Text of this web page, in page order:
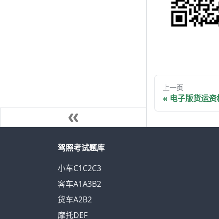
上一页
电子版货运
驾照考试题库
小车C1C2C3
客车A1A3B2
货车A2B2
摩托DEF